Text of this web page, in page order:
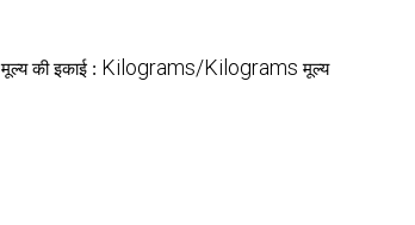
मूल्य की इकाई : Kilograms/Kilograms मूल्य